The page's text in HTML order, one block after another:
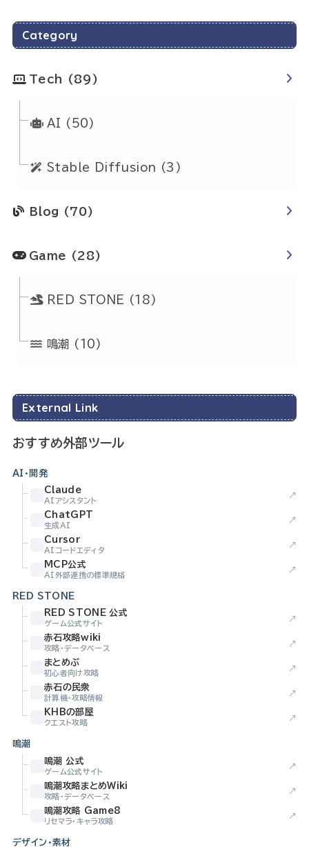
Category
Tech (89)
AI (50)
Stable Diffusion (3)
Blog (70)
Game (28)
RED STONE (18)
鳴潮 (10)
External Link
おすすめ外部ツール
AI・開発
Claude
AIアシスタント
↗
ChatGPT
生成AI
↗
Cursor
AIコードエディタ
↗
MCP公式
AI外部連携の標準規格
↗
RED STONE
RED STONE 公式
ゲーム公式サイト
↗
赤石攻略wiki
攻略・データベース
↗
まとめぶ
初心者向け攻略
↗
赤石の民衆
計算機・攻略情報
↗
KHBの部屋
クエスト攻略
↗
鳴潮
鳴潮 公式
ゲーム公式サイト
↗
鳴潮攻略まとめWiki
攻略・データベース
↗
鳴潮攻略 Game8
リセマラ・キャラ攻略
↗
デザイン・素材